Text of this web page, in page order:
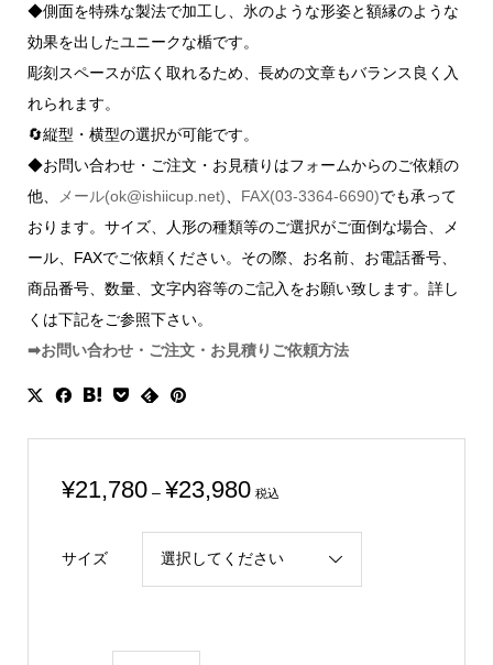
◆側面を特殊な製法で加工し、氷のような形姿と額縁のような
効果を出したユニークな楯です。
彫刻スペースが広く取れるため、長めの文章もバランス良く入
れられます。
🔄縦型・横型の選択が可能です。
◆お問い合わせ・ご注文・お見積りはフォームからのご依頼の
他、
メール(ok@ishiicup.net) FAX(03-3364-6690)でも承って
おります。サイズ、人形の種類等のご選択がご面倒な場合、メ
ール、FAXでご依頼ください。その際、お名前、お電話番号、
商品番号、数量、文字内容等のご記入をお願い致します。詳し
くは下記をご参照下さい。
➡お問い合わせ・ご注文・お見積りご依頼方法
¥21,780 – ¥23,980価
税込
サイズ